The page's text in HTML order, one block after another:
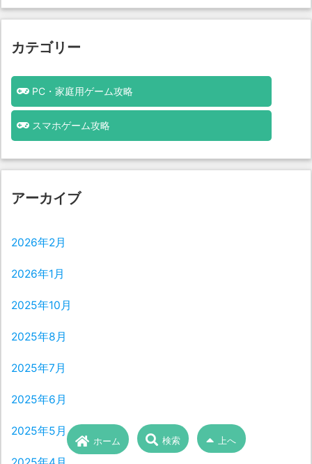
カテゴリー
PC・家庭用ゲーム攻略
スマホゲーム攻略
アーカイブ
2026年2月
2026年1月
2025年10月
2025年8月
2025年7月
2025年6月
2025年5月
ホーム 検索 上へ